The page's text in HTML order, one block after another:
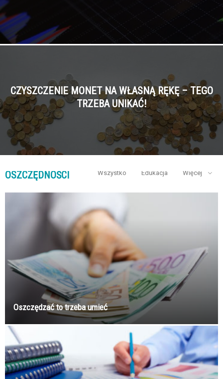
CZYSZCZENIE MONET NA WŁASNĄ RĘKĘ – TEGO
TRZEBA UNIKAĆ!
OSZCZĘDNOŚCI Wszystko Edukacja Więcej
Oszczędzać to trzeba umieć